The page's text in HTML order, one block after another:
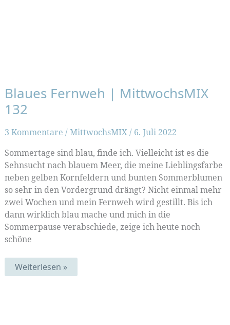
Blaues Fernweh | MittwochsMIX
132
3 Kommentare /MittwochsMIX/ 6. Juli 2022
Sommertage sind blau, finde ich. Vielleicht ist es die
Sehnsucht nach blauem Meer, die meine Lieblingsfarbe
neben gelben Kornfeldern und bunten Sommerblumen
so sehr in den Vordergrund drängt? Nicht einmal mehr
zwei Wochen und mein Fernweh wird gestillt. Bis ich
dann wirklich blau mache und mich in die
Sommerpause verabschiede, zeige ich heute noch
schöne
Blaues
Fernweh
Weiterlesen »